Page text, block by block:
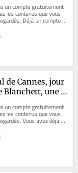
de la vie
un compte gratuitement
les contenus que vous
Déjà un compte ?
Faites plaisir à vos...
de Cannes, jour
Blanchett, une
déplacés
un compte gratuitement
les contenus que vous
Vous avez déjà un
connecter Faites plaisir